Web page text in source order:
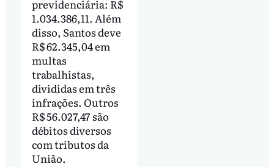
previdenciária: R$
1.034.386,11. Além
disso, Santos deve
R$ 62.345,04 em
multas
trabalhistas,
divididas em três
infrações. Outros
R$ 56.027,47 são
débitos diversos
com tributos da
União.